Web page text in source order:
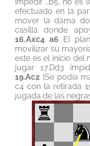
efectuado en la
mover la dama
casilla donde
16.Axc4 a6 El
movilizar su
este es el inicio del
jugar 17.Dd3
19.Ac2 [Se podía
c4 con la retirada
jugada de las